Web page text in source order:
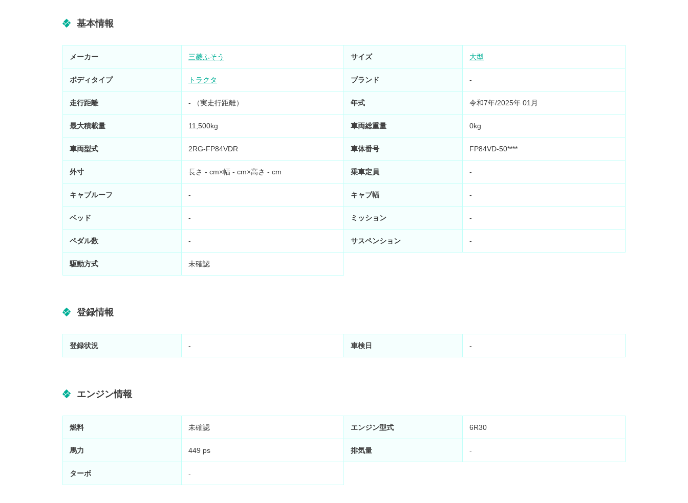
基本情報
メーカー 三菱ふそう サイズ 大型
ボディタイプ トラクタ ブランド -
走行距離 - （実走行距離） 年式 令和7年/2025年 01月
最大積載量 11,500kg 車両総重量 0kg
車両型式 2RG-FP84VDR 車体番号 FP84VD-50****
外寸 長さ - cm×幅 - cm×高さ - cm 乗車定員 -
キャブルーフ - キャブ幅 -
ベッド - ミッション -
ペダル数 - サスペンション -
駆動方式 未確認
登録情報
登録状況 - 車検日 -
エンジン情報
燃料 未確認 エンジン型式 6R30
馬力 449 ps 排気量 -
ターボ -